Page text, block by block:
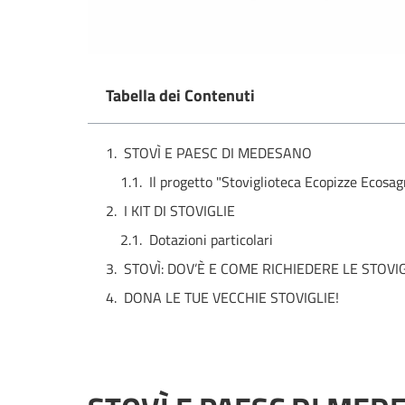
Tabella dei Contenuti
STOVÌ E PAESC DI MEDESANO
Il progetto "Stoviglioteca Ecopizze
I KIT DI STOVIGLIE
Dotazioni particolari
STOVÌ: DOV’È E COME RICHIEDERE LE
DONA LE TUE VECCHIE STOVIGLIE!